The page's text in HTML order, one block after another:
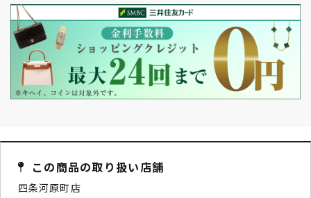
この商品の取り扱い店舗
四条河原町店